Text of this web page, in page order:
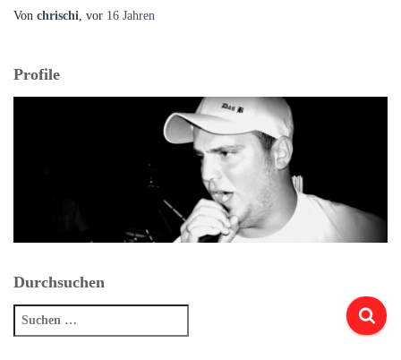
Von chrischi, vor 16 Jahren
Profile
Durchsuchen
Suchen
nach: